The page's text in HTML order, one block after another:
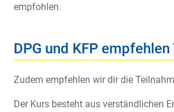
empfohlen.
DPG und KFP
Zudem empfehlen wir dir die
Der Kurs besteht aus verständlichen